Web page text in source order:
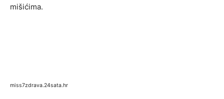
mišićima.
miss7zdrava.24sata.hr